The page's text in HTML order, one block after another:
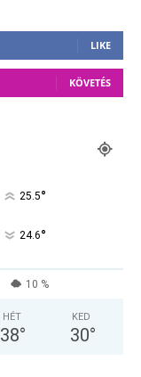
LIKE
KÖVETÉS
25.5°
24.6°
10 %
HÉT
38°
KED
30°